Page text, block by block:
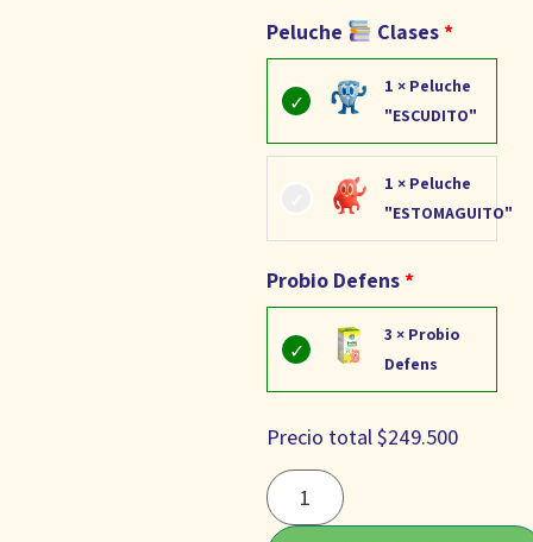
Peluche Clases
1 × Peluche
"ESCUDITO"
1 × Peluche
"ESTOMAGUITO"
Probio Defens
3 × Probio
Defens
Precio total$249.500